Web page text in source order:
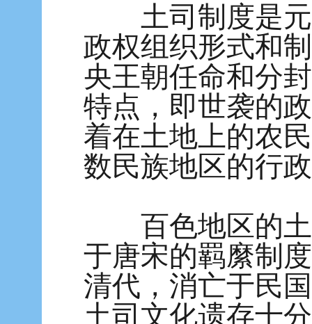
土司制度是元
政权组织形式和
央王朝任命和分
特点，即世袭的
着在土地上的农
数民族地区的行
百色地区的土
于唐宋的羁縻制
清代，消亡于民
土司文化遗存十